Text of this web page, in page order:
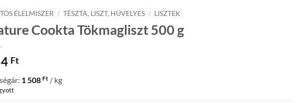
ÉLELMISZER / TÉSZTA, LISZT, HÜVELYES / LISZTEK
Cookta Tökmagliszt 500 g
Ft
1 508 Ft / kg